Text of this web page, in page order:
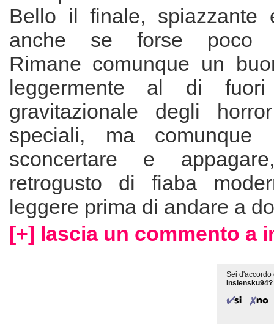
Bello il finale, spiazzante
anche se forse poco
Rimane comunque un
leggermente al di
gravitazionale degli
speciali, ma
sconcertare e
retrogusto di fiaba
leggere prima di andare a
[+] lascia un commento a
Sei d'accordo
Inslensku94?